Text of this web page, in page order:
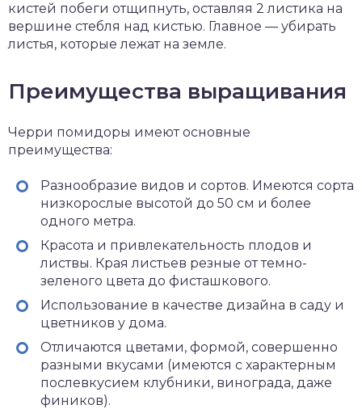
кистей побеги отщипнуть, оставляя 2 листика на
вершине стебля над кистью. Главное — убирать
листья, которые лежат на земле.
Преимущества выращивания
Черри помидоры имеют основные
преимущества:
Разнообразие видов и сортов. Имеются сорта
низкорослые высотой до 50 см и более
одного метра.
Красота и привлекательность плодов и
листвы. Края листьев резные от темно-
зеленого цвета до фисташкового.
Использование в качестве дизайна в саду и
цветников у дома.
Отличаются цветами, формой, совершенно
разными вкусами (имеются с характерным
послевкусием клубники, винограда, даже
фиников).